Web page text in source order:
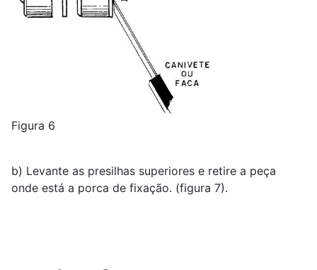
Figura 6
b) Levante as presilhas superiores e retire a peça
onde está a porca de fixação. (figura 7).